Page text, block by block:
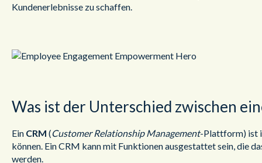
Kundenerlebnisse zu schaffen.
Was ist der Unterschied zwischen
Ein CRM (Customer Relationship Management-Plattform) ist
können. Ein CRM kann mit Funktionen ausgestattet sein, die
werden.